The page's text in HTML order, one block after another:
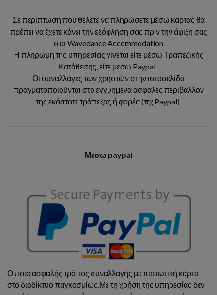
Σε περίπτωση που θέλετε να πληρώσετε μέσω κάρτας θα
πρέπει να έχετε κάνει την εξόφληση σας πριν την άφιξη σας
στα Wavedance Accommodation
Η πληρωμή της υπηρεσίας γίνεται είτε μέσω Τραπεζικής
Κατάθεσης, είτε μεσω Paypal .
Οι συναλλαγές των χρηστών στην ιστοσελίδα
πραγματοποιούνται στο εγγυημένα ασφαλές περιβάλλον
της εκάστοτε τράπεζας ή φορέα (πχ Paypal).
Μέσω paypal
Ο ποιο ασφαλής τρόπος συναλλαγής με πιστωτική κάρτα
στο διαδίκτυο παγκοσμίως.Με τη χρήση της υπηρεσίας δεν